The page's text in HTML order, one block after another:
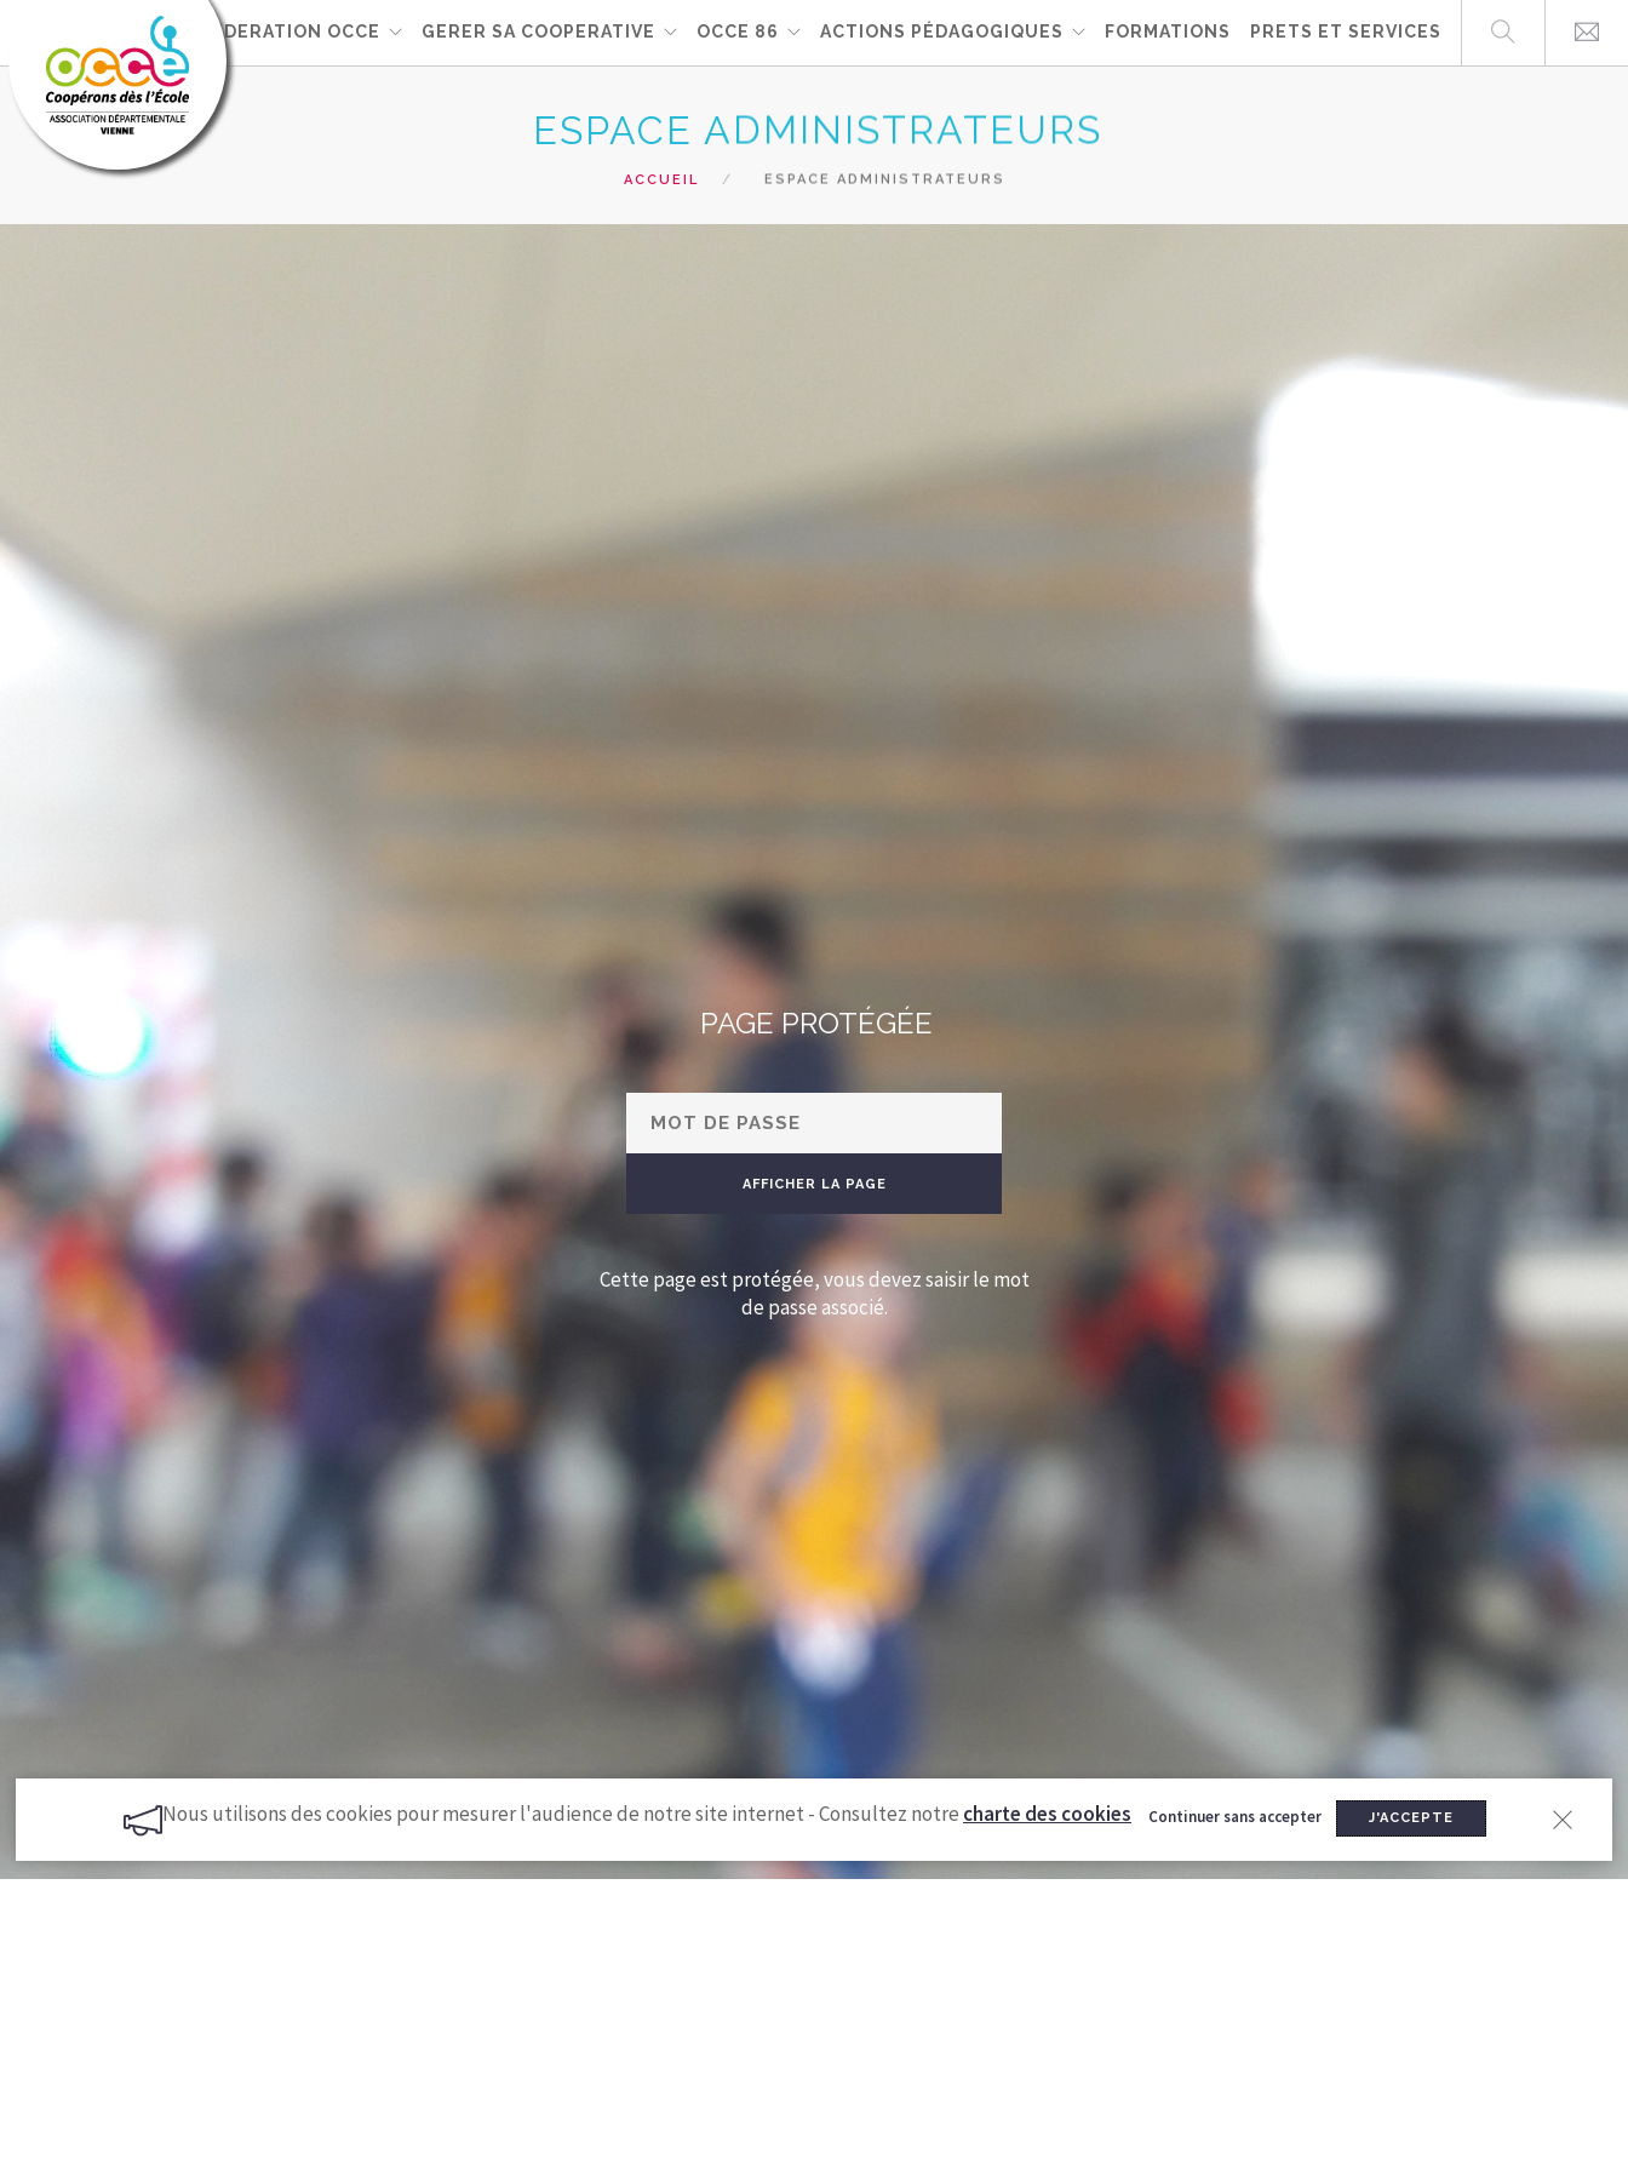
FEDERATION OCCE GERER SA COOPERATIVE OCCE 86 ACTIONS PÉDAGOGIQUES FORMATIONS PRETS ET SERVICES
ESPACE ADMINISTRATEURS
ACCUEIL ESPACE ADMINISTRATEURS
PAGE PROTÉGÉE
Cette page est protégée, vous devez saisir le mot
de passe associé.
Nous utilisons des cookies pour mesurer l'audience de notre site internet - Consultez notre charte des cookies Continuer sans accepter J'ACCEPTE